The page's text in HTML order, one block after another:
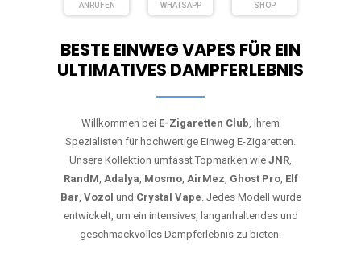
ANRUFEN WHATSAPP SHOP
BESTE EINWEG VAPES FÜR EIN
ULTIMATIVES DAMPFERLEBNIS
Willkommen bei E-Zigaretten Club, Ihrem
Spezialisten für hochwertige Einweg E-Zigaretten.
Unsere Kollektion umfasst Topmarken wie JNR,
RandM, Adalya, Mosmo, AirMez, Ghost Pro, Elf
Bar, Vozol und Crystal Vape. Jedes Modell wurde
entwickelt, um ein intensives, langanhaltendes und
geschmackvolles Dampferlebnis zu bieten.